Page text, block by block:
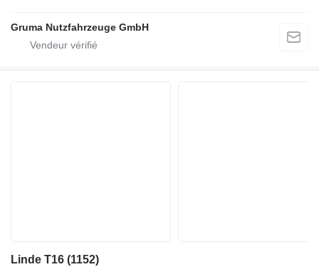
Gruma Nutzfahrzeuge GmbH
Linde T16 (1152)